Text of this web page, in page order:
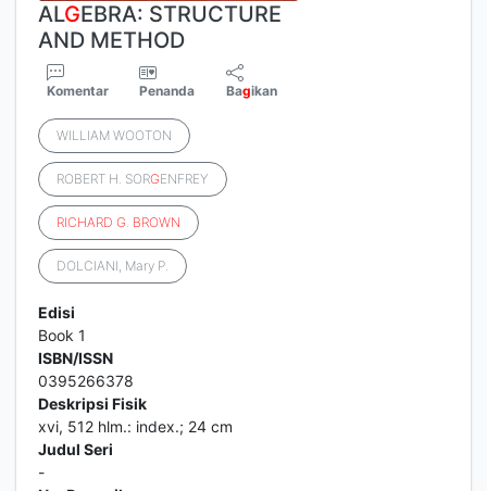
ALGEBRA: STRUCTURE
AND METHOD
Komentar Penanda Bagikan
WILLIAM WOOTON
ROBERT H. SORGENFREY
RICHARD G. BROWN
DOLCIANI, Mary P.
Edisi
Book 1
ISBN/ISSN
0395266378
Deskripsi Fisik
xvi, 512 hlm.: index.; 24 cm
Judul Seri
-